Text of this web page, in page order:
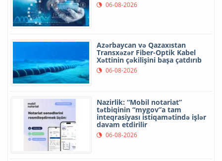
06-08-2026
Azərbaycan və Qazaxıstan
Transxəzər Fiber-Optik Kabel
Xəttinin çəkilişini başa çatdırıb
06-08-2026
Nazirlik: “Mobil notariat”
tətbiqinin “mygov”a tam
inteqrasiyası istiqamətində işlər
davam etdirilir
06-08-2026